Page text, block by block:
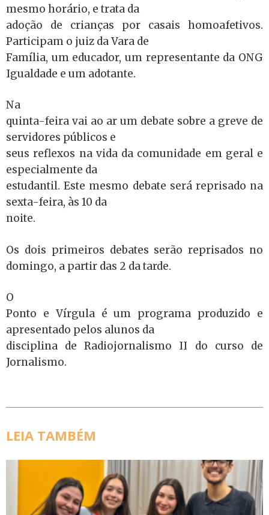
mesmo horário, e trata da
adoção de crianças por casais homoafetivos.
Participam o juiz da Vara de
Família, um educador, um representante da ONG
Igualdade e um adotante.
Na
quinta-feira vai ao ar um debate sobre a greve de
servidores públicos e
seus reflexos na vida da comunidade em geral e
especialmente da
estudantil. Este mesmo debate será reprisado na
sexta-feira, às 10 da
noite.
Os dois primeiros debates serão reprisados no
domingo, a partir das 2 da tarde.
O
Ponto e Vírgula é um programa produzido e
apresentado pelos alunos da
disciplina de Radiojornalismo II do curso de
Jornalismo.
LEIA TAMBÉM